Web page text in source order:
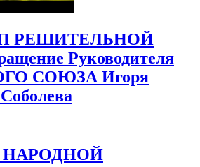
РЕШИТЕЛЬНОЙ
Руководителя
СОЮЗА Игоря